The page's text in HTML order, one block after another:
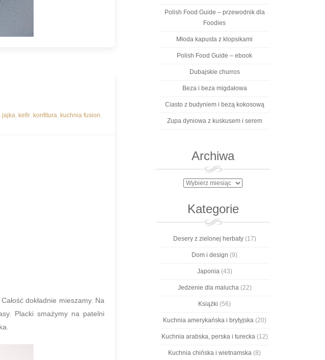
jajka, kefir, konfitura, kuchnia fusion,
dokładnie mieszamy. Na
Placki smażymy na patelni
Polish Food Guide – przewodnik dla
Foodies
Młoda kapusta z klopsikami
Polish Food Guide – ebook
Dubajskie churros
Beza i beza migdałowa
Ciasto z budyniem i bezą kokosową
Zupa dyniowa z kuskusem i serem
Archiwa
Archiwa
Kategorie
Desery z zielonej herbaty(17)
Dom i design (9)
Japonia(43)
Jedzenie dla malucha(22)
Książki (56)
Kuchnia amerykańska i brytyjska(20)
Kuchnia arabska, perska i turecka(12)
Kuchnia chińska i wietnamska (8)